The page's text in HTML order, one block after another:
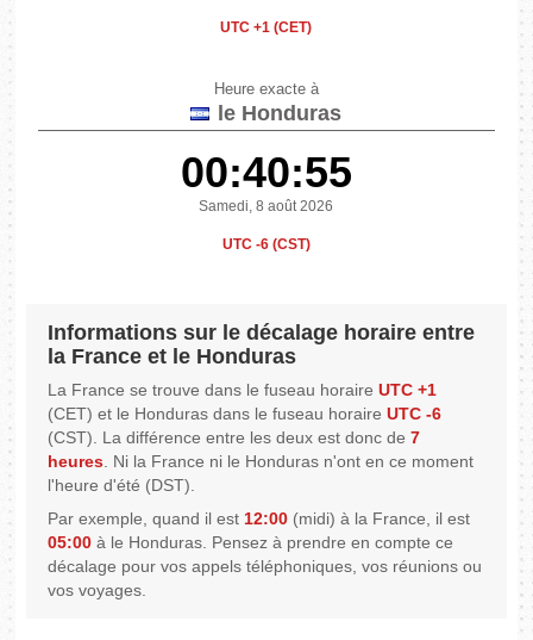
UTC +1 (CET)
Heure exacte à
le Honduras
00:40:55
Samedi, 8 août 2026
UTC -6 (CST)
Informations sur le décalage horaire entre
la France et le Honduras
La France se trouve dans le fuseau horaireUTC +1
(CET) et le Honduras dans le fuseau horaireUTC -6
(CST). La différence entre les deux est donc de7
heures. Ni la France ni le Honduras n'ont en ce moment
l'heure d'été (DST).
Par exemple, quand il est12:00 (midi) à la France, il est
05:00 à le Honduras. Pensez à prendre en compte ce
décalage pour vos appels téléphoniques, vos réunions ou
vos voyages.